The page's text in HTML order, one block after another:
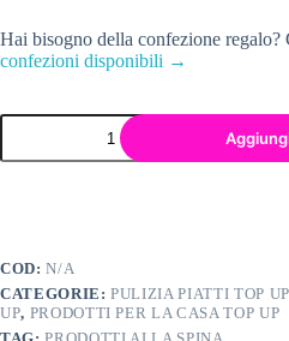
Hai bisogno della confezione regalo?
confezioni disponibili →
COD:N/A
CATEGORIE:PULIZIA PIATTI TOP UP
UP, PRODOTTI PER LA CASA TOP UP